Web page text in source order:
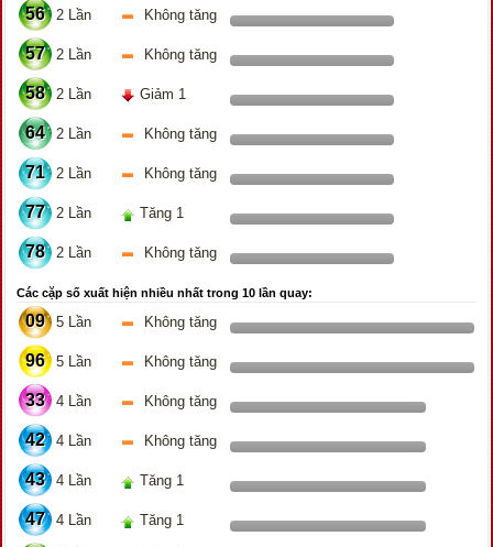
56 2 Lần Không tăng
57 2 Lần Không tăng
58 2 Lần Giảm 1
64 2 Lần Không tăng
71 2 Lần Không tăng
77 2 Lần Tăng 1
78 2 Lần Không tăng
Các cặp số xuất hiện nhiều nhất trong 10 lần quay:
09 5 Lần Không tăng
96 5 Lần Không tăng
33 4 Lần Không tăng
42 4 Lần Không tăng
43 4 Lần Tăng 1
47 4 Lần Tăng 1